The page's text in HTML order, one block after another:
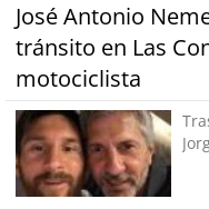
José Antonio
tránsito en Las
motociclista